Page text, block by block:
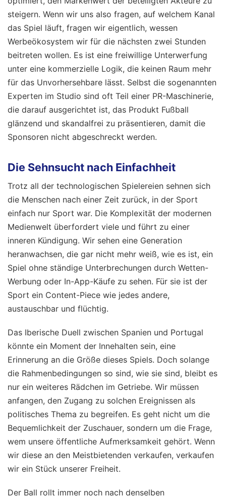
steigern. Wenn wir uns also fragen, auf welchem Kanal
das Spiel läuft, fragen wir eigentlich, wessen
Werbeökosystem wir für die nächsten zwei Stunden
beitreten wollen. Es ist eine freiwillige Unterwerfung
unter eine kommerzielle Logik, die keinen Raum mehr
für das Unvorhersehbare lässt. Selbst die sogenannten
Experten im Studio sind oft Teil einer PR-Maschinerie,
die darauf ausgerichtet ist, das Produkt Fußball
glänzend und skandalfrei zu präsentieren, damit die
Sponsoren nicht abgeschreckt werden.
Die Sehnsucht nach Einfachheit
Trotz all der technologischen Spielereien sehnen sich
die Menschen nach einer Zeit zurück, in der Sport
einfach nur Sport war. Die Komplexität der modernen
Medienwelt überfordert viele und führt zu einer
inneren Kündigung. Wir sehen eine Generation
heranwachsen, die gar nicht mehr weiß, wie es ist, ein
Spiel ohne ständige Unterbrechungen durch Wetten-
Werbung oder In-App-Käufe zu sehen. Für sie ist der
Sport ein Content-Piece wie jedes andere,
austauschbar und flüchtig.
Das Iberische Duell zwischen Spanien und Portugal
könnte ein Moment der Innehalten sein, eine
Erinnerung an die Größe dieses Spiels. Doch solange
die Rahmenbedingungen so sind, wie sie sind, bleibt es
nur ein weiteres Rädchen im Getriebe. Wir müssen
anfangen, den Zugang zu solchen Ereignissen als
politisches Thema zu begreifen. Es geht nicht um die
Bequemlichkeit der Zuschauer, sondern um die Frage,
wem unsere öffentliche Aufmerksamkeit gehört. Wenn
wir diese an den Meistbietenden verkaufen, verkaufen
wir ein Stück unserer Freiheit.
Der Ball rollt immer noch nach denselben